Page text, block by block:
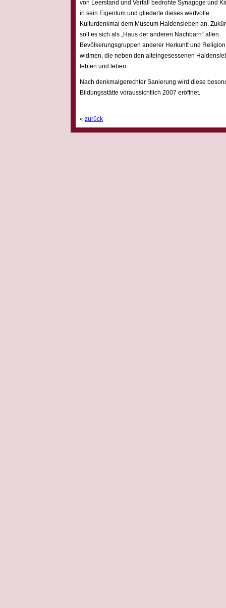
von Leerstand und Verfall bedrohte Synagoge und
in sein Eigentum und gliederte dieses wertvolle
Kulturdenkmal dem Museum Haldensleben an.
soll es sich als „Haus der anderen Nachbarn“ allen
Bevölkerungsgruppen anderer Herkunft und Religion
widmen, die neben den alteingesessenen
lebten und leben.
Nach denkmalgerechter Sanierung wird diese
Bildungsstätte voraussichtlich 2007 eröffnet.
« zurück